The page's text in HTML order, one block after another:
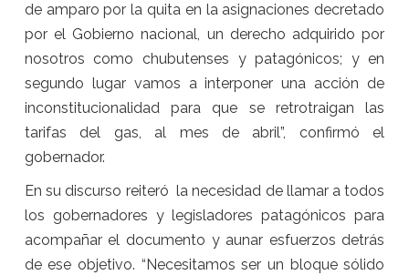
de amparo por la quita en la asignaciones decretado
por el Gobierno nacional, un derecho adquirido por
nosotros como chubutenses y patagónicos; y en
segundo lugar vamos a interponer una acción de
inconstitucionalidad para que se retrotraigan las
tarifas del gas, al mes de abril”, confirmó el
gobernador.
En su discurso reiteró la necesidad de llamar a todos
los gobernadores y legisladores patagónicos para
acompañar el documento y aunar esfuerzos detrás
de ese objetivo. “Necesitamos ser un bloque sólido